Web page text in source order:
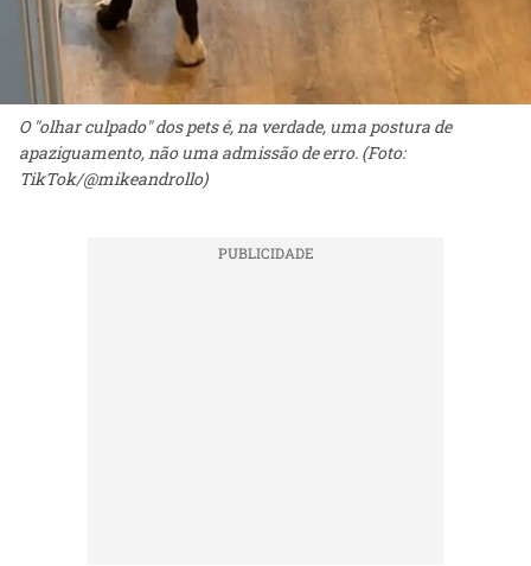
O "olhar culpado" dos pets é, na verdade, uma postura de
apaziguamento, não uma admissão de erro. (Foto:
TikTok/@mikeandrollo)